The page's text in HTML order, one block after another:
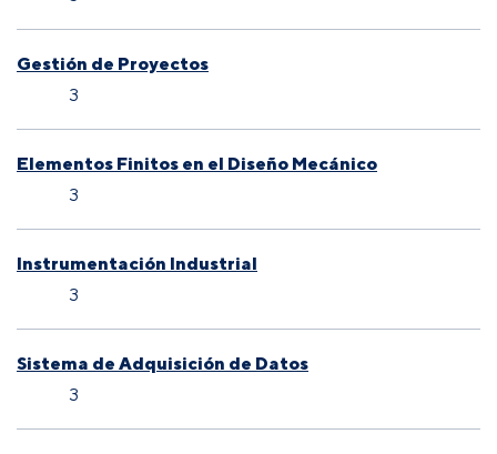
Gestión de Proyectos
3
Elementos Finitos en el Diseño Mecánico
3
Instrumentación Industrial
3
Sistema de Adquisición de Datos
3